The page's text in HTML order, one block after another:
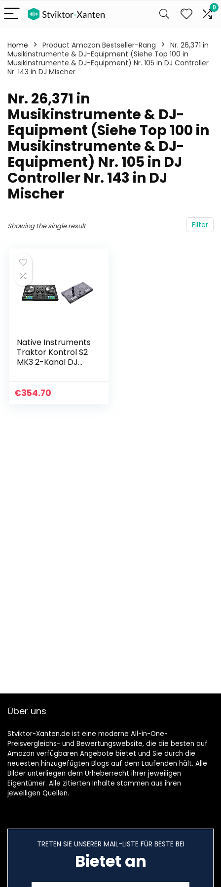
0
Home Product Amazon Bestseller-Rang
Nr. 26,371 in
Musikinstrumente & DJ-Equipment (Siehe Top 100 in
Musikinstrumente & DJ-Equipment) Nr. 105 in DJ Controller
Nr. 143 in DJ Mischer
Nr. 26,371 in
Musikinstrumente & DJ-
Equipment (Siehe Top 100 in
Musikinstrumente & DJ-
Equipment) Nr. 105 in DJ
Controller Nr. 143 in DJ
Mischer
Filter
Showing the single result
Native Instruments
Traktor Kontrol S2
MK3 2-Kanal DJ
Soundkarte,
€354.70
Über uns
Stviktor-Xanten.de ist eine moderne All-in-One-
Preisvergleichs- und Bewertungswebsite, die die besten auf
Amazon verfügbaren Angebote bietet und Sie durch die
neuesten hinzugefügten Blogs auf dem Laufenden hält. Alle
Bilder unterliegen dem Urheberrecht ihrer jeweiligen
Eigentümer. Alle zitierten Inhalte stammen aus ihren
jeweiligen Quellen.
TRETEN SIE UNSERER MAIL-LISTE FÜR BESTE BEI
Bietet an